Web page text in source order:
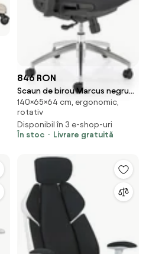
846 RON
Scaun de birou Marcus negru
H140 cm
140×65×64 cm, ergonomic,
rotativ
Disponibil în 3 e-shop-uri
În stoc
Livrare gratuită